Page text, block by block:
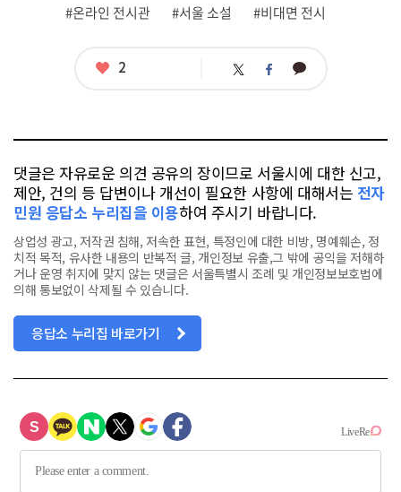
#온라인 전시관
#서울 소설 #비대면 전시
좋
2 트 페 카
댓글은 자유로운 의견 공유의 장이므로 서울시에 대한 신고,
제안, 건의 등 답변이나 개선이 필요한 사항에 대해서는 전자
민원 응답소 누리집을 이용하여 주시기 바랍니다.
상업성 광고, 저작권 침해, 저속한 표현, 특정인에 대한 비방, 명예훼손, 정
치적 목적, 유사한 내용의 반복적 글, 개인정보 유출,그 밖에 공익을 저해하
거나 운영 취지에 맞지 않는 댓글은 서울특별시 조례 및 개인정보보호법에
의해 통보없이 삭제될 수 있습니다.
응답소 누리집 바로가기